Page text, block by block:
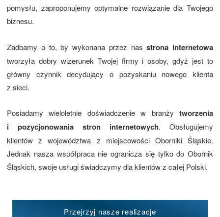
pomysłu, zaproponujemy optymalne rozwiązanie dla Twojego
biznesu.
Zadbamy o to, by wykonana przez nasstrona internetowa
tworzyła dobry wizerunek Twojej firmy i osoby, gdyż jest to
główny czynnik decydujący o pozyskaniu nowego klienta
z sieci.
Posiadamy wieloletnie doświadczenie w branży tworzenia
i pozycjonowania stron internetowych. Obsługujemy
klientów z województwa z miejscowości Oborniki Śląskie.
Jednak nasza współpraca nie ogranicza się tylko do Obornik
Śląskich, swoje usługi świadczymy dla klientów z całej Polski.
Przejrzyj nasze realizacje